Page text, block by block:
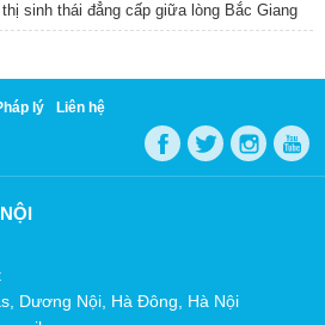
sinh thái đẳng cấp giữa lòng Bắc Giang
lý Liên hệ
Dương Nội, Hà Đông, Hà Nội